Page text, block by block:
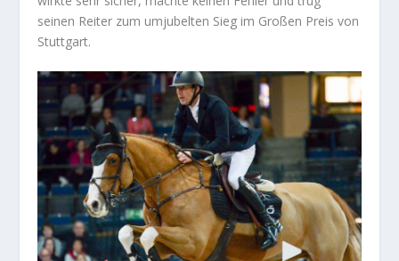
seinen Reiter zum umjubelten Sieg im Großen Preis von
Stuttgart.